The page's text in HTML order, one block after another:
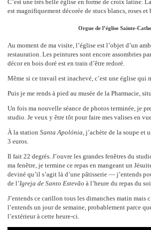
C’est une très belle église en forme de croix latine.
est magnifiquement décorée de stucs blancs, roses
Orgue de l’église Sainte-
Au moment de ma visite, l’église est l’objet d’un
restauration. Les peintures sont encore assombries
décor en bois doré est en train d’être redoré.
Même si ce travail est inachevé, c’est une église qui
Puis je me rends à pied au musée de la Pharmacie,
Un fois ma nouvelle séance de photos terminée, je
studio. Je veux y être tôt pour faire mes valises en
À la station Santa Apolónia , j’achète de la soupe
3 euros.
Il fait 22 degrés. J’ouvre les grandes fenêtres du
ma fenêtre, je termine ce repas en mangeant un
deviné qu’il s’agit là d’une pâtisserie — j’entends
de l’Igreja de Santo Estevão à l’heure du repas du
J’entends ce carillon tous les dimanches matin mais
l’entends un jour de semaine, probablement parce
l’extérieur à cette heure-ci.